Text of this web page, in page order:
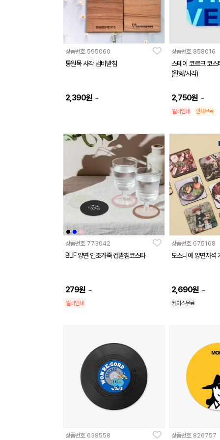
상품번호 595060
통원목 사각 냄비받침
2,390원 ~
상품번호 858016
스테이 코르크 코스
(원형/사각)
2,750원 ~
칼라인쇄 인쇄무료
상품번호 773042
BLIF 양면 인조가죽 컵받침코스타
279원 ~
칼라인쇄
상품번호 675168
모스니에 양면자석
2,690원 ~
케이스무료
상품번호 638558 상품번호 826757